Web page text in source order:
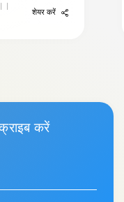
|
शेयर करें
करें